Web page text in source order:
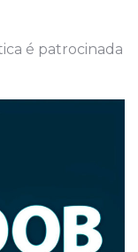
é patrocinada